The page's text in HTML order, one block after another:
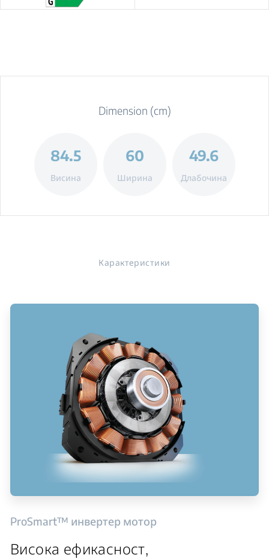
Dimension (cm)
84.5
Висина
60
Ширина
49.6
Длабочина
Карактеристики
ProSmart™ инвертер мотор
Висока ефикасност,